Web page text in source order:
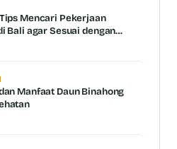
Mencari Pekerjaan
Bali agar Sesuai dengan
Anda
Manfaat Daun Binahong